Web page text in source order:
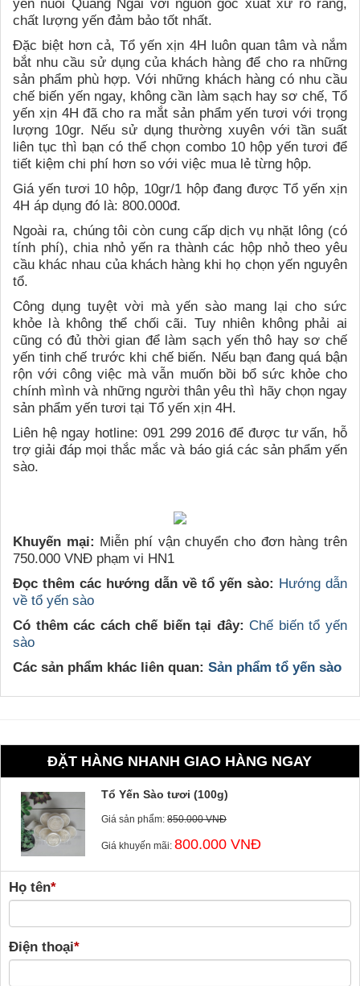
yến nuôi Quảng Ngãi với nguồn gốc xuất xứ rõ ràng,
chất lượng yến đảm bảo tốt nhất.
Đặc biệt hơn cả, Tổ yến xịn 4H luôn quan tâm và nắm
bắt nhu cầu sử dụng của khách hàng để cho ra những
sản phẩm phù hợp. Với những khách hàng có nhu cầu
chế biến yến ngay, không cần làm sạch hay sơ chế, Tổ
yến xịn 4H đã cho ra mắt sản phẩm yến tươi với trọng
lượng 10gr. Nếu sử dụng thường xuyên với tần suất
liên tục thì bạn có thể chọn combo 10 hộp yến tươi để
tiết kiệm chi phí hơn so với việc mua lẻ từng hộp.
Giá yến tươi 10 hộp, 10gr/1 hộp đang được Tổ yến xịn
4H áp dụng đó là: 800.000đ.
Ngoài ra, chúng tôi còn cung cấp dịch vụ nhặt lông (có
tính phí), chia nhỏ yến ra thành các hộp nhỏ theo yêu
cầu khác nhau của khách hàng khi họ chọn yến nguyên
tổ.
Công dụng tuyệt vời mà yến sào mang lại cho sức
khỏe là không thể chối cãi. Tuy nhiên không phải ai
cũng có đủ thời gian để làm sạch yến thô hay sơ chế
yến tinh chế trước khi chế biến. Nếu bạn đang quá bận
rộn với công việc mà vẫn muốn bồi bổ sức khỏe cho
chính mình và những người thân yêu thì hãy chọn ngay
sản phẩm yến tươi tại Tổ yến xịn 4H.
Liên hệ ngay hotline: 091 299 2016 để được tư vấn, hỗ
trợ giải đáp mọi thắc mắc và báo giá các sản phẩm yến
sào.
Khuyến mại: Miễn phí vận chuyển cho đơn hàng trên
750.000 VNĐ phạm vi HN1
Đọc thêm các hướng dẫn về tổ yến sào: Hướng dẫn
về tổ yến sào
Có thêm các cách chế biến tại đây: Chế biến tổ yến
sào
Các sản phẩm khác liên quan: Sản phẩm tổ yến sào
ĐẶT HÀNG NHANH GIAO HÀNG NGAY
Tổ Yến Sào tươi (100g)
Giá sản phẩm: 850.000 VNĐ
Giá khuyến mãi: 800.000 VNĐ
Họ tên*
Điện thoại*